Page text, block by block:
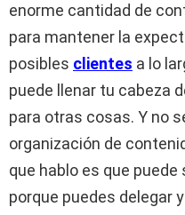
enorme cantidad de
para mantener la
posibles clientes a lo
puede llenar tu cabeza
para otras cosas. Y no
organización de
que hablo es que
porque puedes delegar